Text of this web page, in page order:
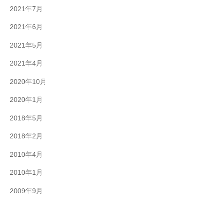
2021年7月
2021年6月
2021年5月
2021年4月
2020年10月
2020年1月
2018年5月
2018年2月
2010年4月
2010年1月
2009年9月